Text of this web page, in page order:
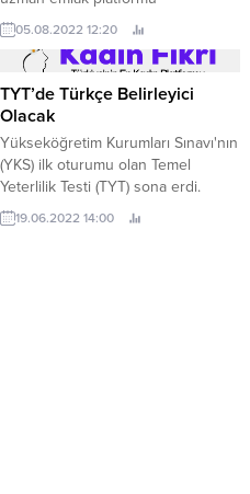
hepsiemlak, Türkiye’nin İlk 500
Bilişim Şirketi Araştırması’nın
sonuçlarına göre “Yılın Mobil
Uygulamaları” kategorisinde birinci
oldu.
05.08.2022 12:20
TYT’de Türkçe Belirleyici
Olacak
Yükseköğretim Kurumları Sınavı'nın
(YKS) ilk oturumu olan Temel
Yeterlilik Testi (TYT) sona erdi.
19.06.2022 14:00